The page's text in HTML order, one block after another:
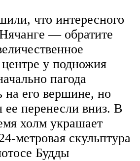
что интересного
— обратите
у подножия
пагода
на его вершине, но
ее перенесли вниз. В
холм украшает
метровая скульптура
Будды